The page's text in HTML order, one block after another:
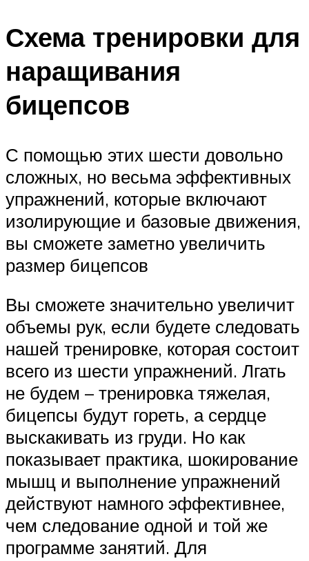
Схема тренировки для
наращивания
бицепсов
С помощью этих шести довольно
сложных, но весьма эффективных
упражнений, которые включают
изолирующие и базовые движения,
вы сможете заметно увеличить
размер бицепсов
Вы сможете значительно увеличит
объемы рук, если будете следовать
нашей тренировке, которая состоит
всего из шести упражнений. Лгать
не будем – тренировка тяжелая,
бицепсы будут гореть, а сердце
выскакивать из груди. Но как
показывает практика, шокирование
мышц и выполнение упражнений
действуют намного эффективнее,
чем следование одной и той же
программе занятий. Для